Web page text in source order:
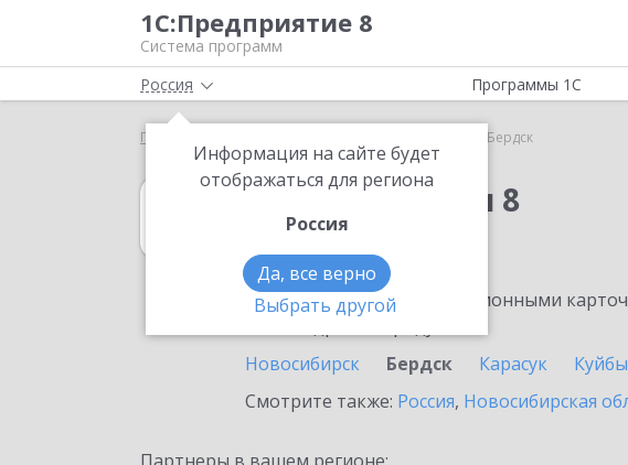
1С:Предприятие 8
Система программ
Россия
Информация на сайте будет
отображаться для региона
Россия
Да, все верно
Выбрать другой
Программы 1С
Главная Бердск
1С:Бухгалтерия 8
в Бердск
Ознакомьтесь с информационными
Новосибирск
Бердск Карасук
Смотрите также: Россия, Новосибирская